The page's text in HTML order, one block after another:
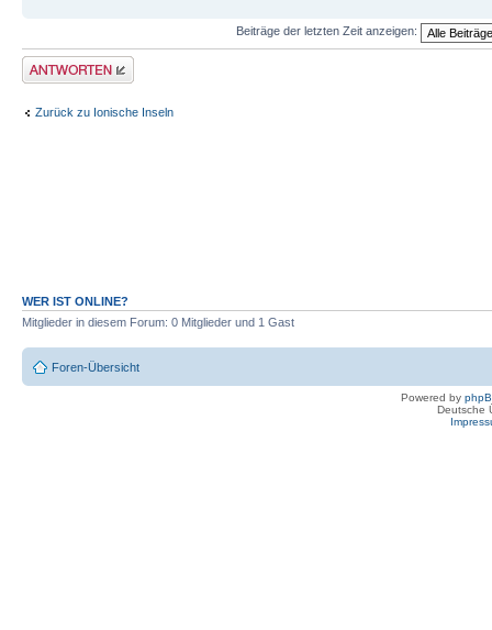
Beiträge der letzten Zeit anzeigen:
Antwort erstellen
Zurück zu Ionische Inseln
WER IST ONLINE?
Mitglieder in diesem Forum: 0 Mitglieder und 1 Gast
Foren-Übersicht
Powered by
Deutsche